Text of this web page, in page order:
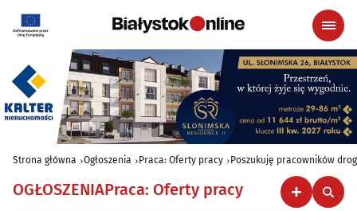
Strona główna Ogłoszenia Praca: Oferty pracy Poszukuję pracowników
OGŁOSZENIAPraca: Oferty pracy